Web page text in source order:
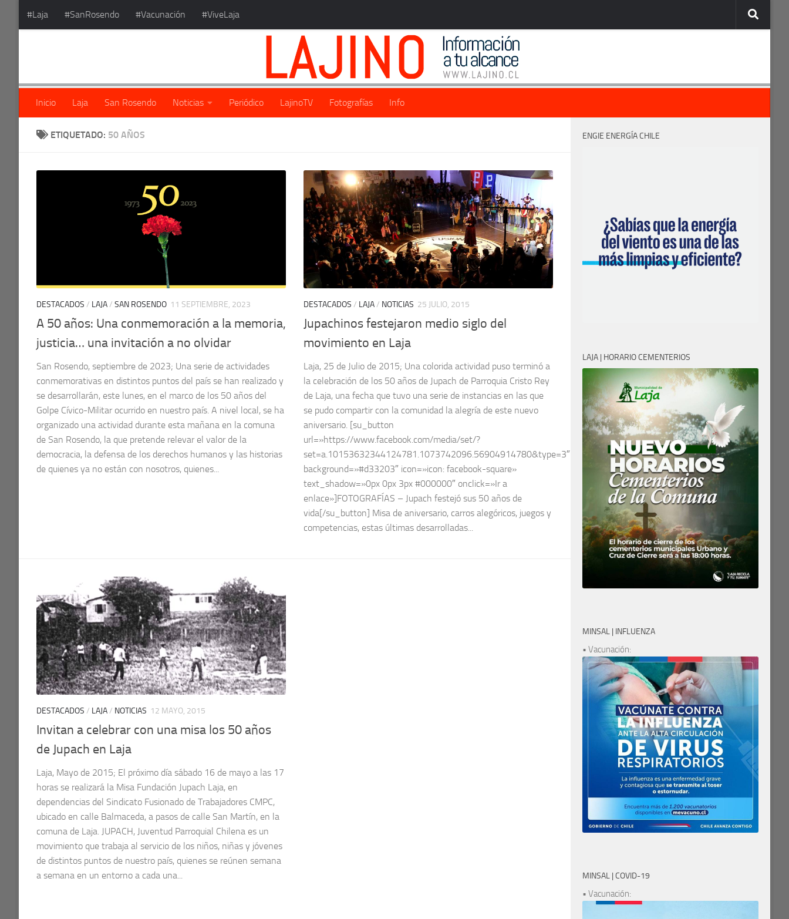
Saltar al contenido
#Laja #SanRosendo #Vacunación #ViveLaja
Inicio Laja San Rosendo Noticias Periódico LajinoTV Fotografías Info
ETIQUETADO: 50 AÑOS
DESTACADOS / LAJA/ SAN ROSENDO 11 SEPTIEMBRE, 2023
A 50 años: Una conmemoración a la memoria,
justicia… una invitación a no olvidar
San Rosendo, septiembre de 2023; Una serie de actividades
conmemorativas en distintos puntos del país se han realizado y
se desarrollarán, este lunes, en el marco de los 50 años del
Golpe Cívico-Militar ocurrido en nuestro país. A nivel local, se ha
organizado una actividad durante esta mañana en la comuna
de San Rosendo, la que pretende relevar el valor de la
democracia, la defensa de los derechos humanos y las historias
de quienes ya no están con nosotros, quienes...
DESTACADOS / LAJA/ NOTICIAS 25 JULIO, 2015
Jupachinos festejaron medio siglo del
movimiento en Laja
Laja, 25 de Julio de 2015; Una colorida actividad puso terminó a
la celebración de los 50 años de Jupach de Parroquia Cristo Rey
de Laja, una fecha que tuvo una serie de instancias en las que
se pudo compartir con la comunidad la alegría de este nuevo
aniversario. [su_button
url=»https://www.facebook.com/media/set/?
set=a.10153632344124781.1073742096.56904914780&type=3″
background=»#d33203″ icon=»icon: facebook-square»
text_shadow=»0px 0px 3px #000000″ onclick=»Ir a
enlace»]FOTOGRAFÍAS – Jupach festejó sus 50 años de
vida[/su_button] Misa de aniversario, carros alegóricos, juegos y
competencias, estas últimas desarrolladas...
DESTACADOS / LAJA/ NOTICIAS 12 MAYO, 2015
Invitan a celebrar con una misa los 50 años
de Jupach en Laja
Laja, Mayo de 2015; El próximo día sábado 16 de mayo a las 17
horas se realizará la Misa Fundación Jupach Laja, en
dependencias del Sindicato Fusionado de Trabajadores CMPC,
ubicado en calle Balmaceda, a pasos de calle San Martín, en la
comuna de Laja. JUPACH, Juventud Parroquial Chilena es un
movimiento que trabaja al servicio de los niños, niñas y jóvenes
de distintos puntos de nuestro país, quienes se reúnen semana
a semana en un entorno a cada una...
ENGIE ENERGÍA CHILE
LAJA | HORARIO CEMENTERIOS
MINSAL | INFLUENZA
• Vacunación:
MINSAL | COVID-19
• Vacunación: